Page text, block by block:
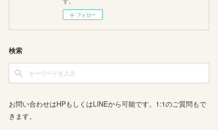
フォロー
検索
お問い合わせはHPもしくはLINEから可能です。1:1のご質問もで
きます。